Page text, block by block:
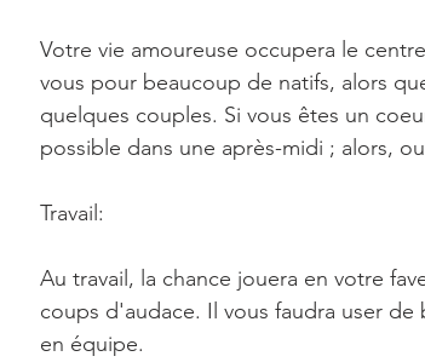
Votre vie amoureuse occupera le
vous pour beaucoup de natifs, alors
quelques couples. Si vous êtes un
possible dans une après-midi ; alors,
Travail:
Au travail, la chance jouera en votre
coups d'audace. Il vous faudra user
en équipe.